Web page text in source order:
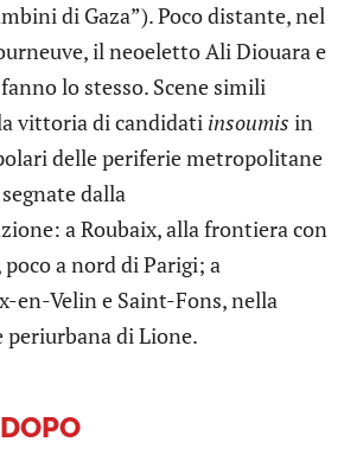
di Gaza”). Poco distante, nel
il neoeletto Ali Diouara e
lo stesso. Scene simili
vittoria di candidati insoumis in
delle periferie metropolitane
dalla
a Roubaix, alla frontiera con
a nord di Parigi; a
en-Velin e Saint-Fons, nella
periurbana di Lione.